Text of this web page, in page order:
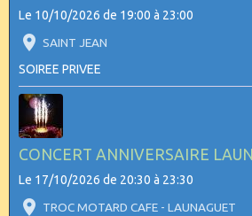
Le 10/10/2026 de 19:00 à 23:00
SAINT JEAN
SOIREE PRIVEE
CONCERT ANNIVERSAIRE
Le 17/10/2026 de 20:30 à 23:30
TROC MOTARD CAFE - LAUNAGUET